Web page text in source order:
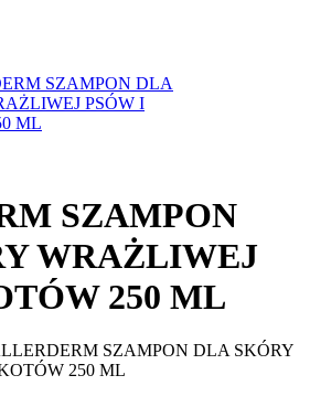
SZAMPON
WRAŻLIWEJ
250 ML
SZAMPON DLA SKÓRY
250 ML